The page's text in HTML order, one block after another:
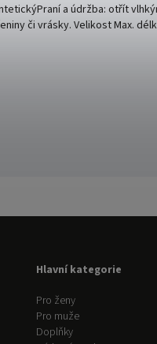
a údržba: otřít
či vrásky. Velikost Max.
Hlavní kategorie
Pro ženy
Pro muže
Doplňky